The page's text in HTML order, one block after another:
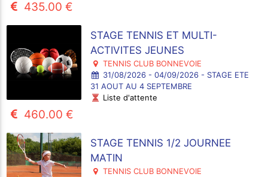
435.00 €
STAGE TENNIS ET MULTI-
ACTIVITES JEUNES
TENNIS CLUB BONNEVOIE
31/08/2026 - 04/09/2026 - STAGE ETE
31 AOUT AU 4 SEPTEMBRE
Liste d'attente
460.00 €
STAGE TENNIS 1/2 JOURNEE
MATIN
TENNIS CLUB BONNEVOIE